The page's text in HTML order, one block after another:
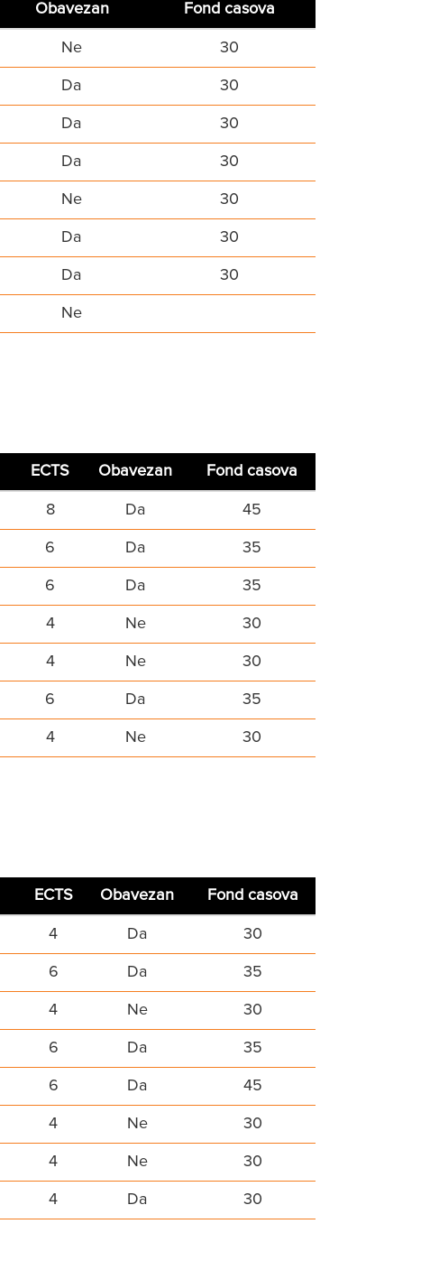
Obavezan Fond casova
Ne 30
Da 30
Da 30
Da 30
Ne 30
Da 30
Da 30
Ne
ECTS Obavezan Fond casova
8 Da 45
6 Da 35
6 Da 35
4 Ne 30
4 Ne 30
6 Da 35
4 Ne 30
ECTS Obavezan Fond casova
4 Da 30
6 Da 35
4 Ne 30
6 Da 35
6 Da 45
4 Ne 30
4 Ne 30
4 Da 30